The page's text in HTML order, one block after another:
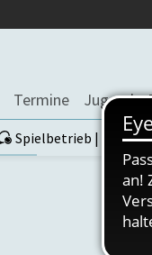
Termine Jugend
Spielbetrieb | TORP